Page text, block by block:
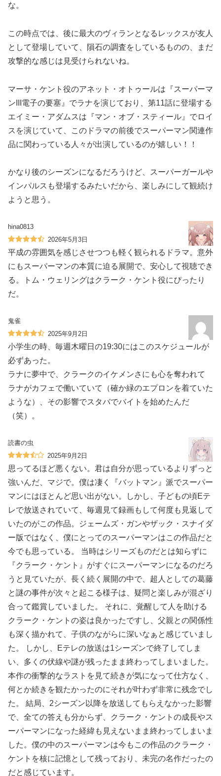
な。
この時点では、後に最大のヴィランとなるレックスが友人
として登場していて、隕石の調査をしているものの、まだ
攻撃的な感じは見受けられないね。
マーサ・ケント役のアネット・オトゥールは『スーパーマ
ンIII電子の要塞』でラナを演じており、第11話に登場する
エイミー・アダムスは『マン・オブ・スティール』でロイ
スを演じていて、このドラマの前後でスーパーマン関連作
品に関わっている人々が出演しているのが嬉しい！！
かなり後のシーズンになるだろうけど、スーパーガールや
インパルスも登場するみたいだから、楽しみにして観続け
ようと思う。
hina0813
2026年5月3日
平成の雰囲気を感じさせつつも軽く観られるドラマ。意外
にもスーパーマンの本質に迫る展開で、安心して視聴でき
る。トム・ウェリングはクラーク・ケント役にぴったり
だ。
鬼雀
2025年9月2日
小学生の時、毎週木曜日の19:30にはこのスケジュールが
必ずあった。
ラナに夢中で、クラークのイケメンさにも心を奪われて
ラナがカフェで働いていて（確か緑のエプロンを着ていた
ような）、その影響でスタバでバイトを始めたんだ
（笑）。
読書の虫
2025年9月2日
思ってるほど悪くない。君は自分が思っているよりずっと
強いんだ、マジで。僕は凄く『バットマン』派でスーパー
マンにはほとんど思い出がない。しかし、子どもの頃Eテ
レで放送されていて、毎週見て録画もして何度も見返して
いたのがこの作品。ジェームズ・ガンやザック・スナイダ
ー版ではなく、僕にとってのスーパーマンはこの作品だと
今でも思っている。 当時はシリーズものだとは知らずに
『クラーク・ケント』がすぐにスーパーマンになるのだろ
うと見ていたが、長く続く展開の中で、超人としての葛藤
と謎の事件が次々と起こる様子は、疑問と楽しみが混ざり
合って鑑賞していました。 それに、覚醒して人を助ける
クラーク・ケントの姿は良かったですし、父親との関係性
も深く描かれて、子供のながらに深いなぁと感じていまし
た。 しかし、Eテレの放送は1シーズンで終了してしま
い、多くの伏線や謎が残ったまま終わってしまいました。
本作の衝撃的なラストを見て続きが気になって仕方なく、
何とか続きを観たかったのにそれが叶わず非常に残念でし
た。 結局、2シーズン以降を放送してもらえなかった影響
で、全ての答えも分からず、クラーク・ケントの成長やス
ーパーマンになった経緯も見えないまま終わってしまいま
した。僕の中のスーパーマンは今もこの作品のクラーク・
ケントを核に記憶として残っており、未完の名作だったの
だと感じています。